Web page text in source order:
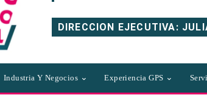
DIRECCION EJECUTIVA:
Industria Y Negocios Experiencia GPS